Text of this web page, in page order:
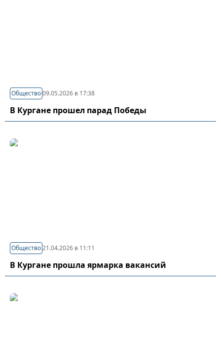
Общество09.05.2026 в 17:38
В Кургане прошел парад Победы
Общество21.04.2026 в 11:11
В Кургане прошла ярмарка вакансий